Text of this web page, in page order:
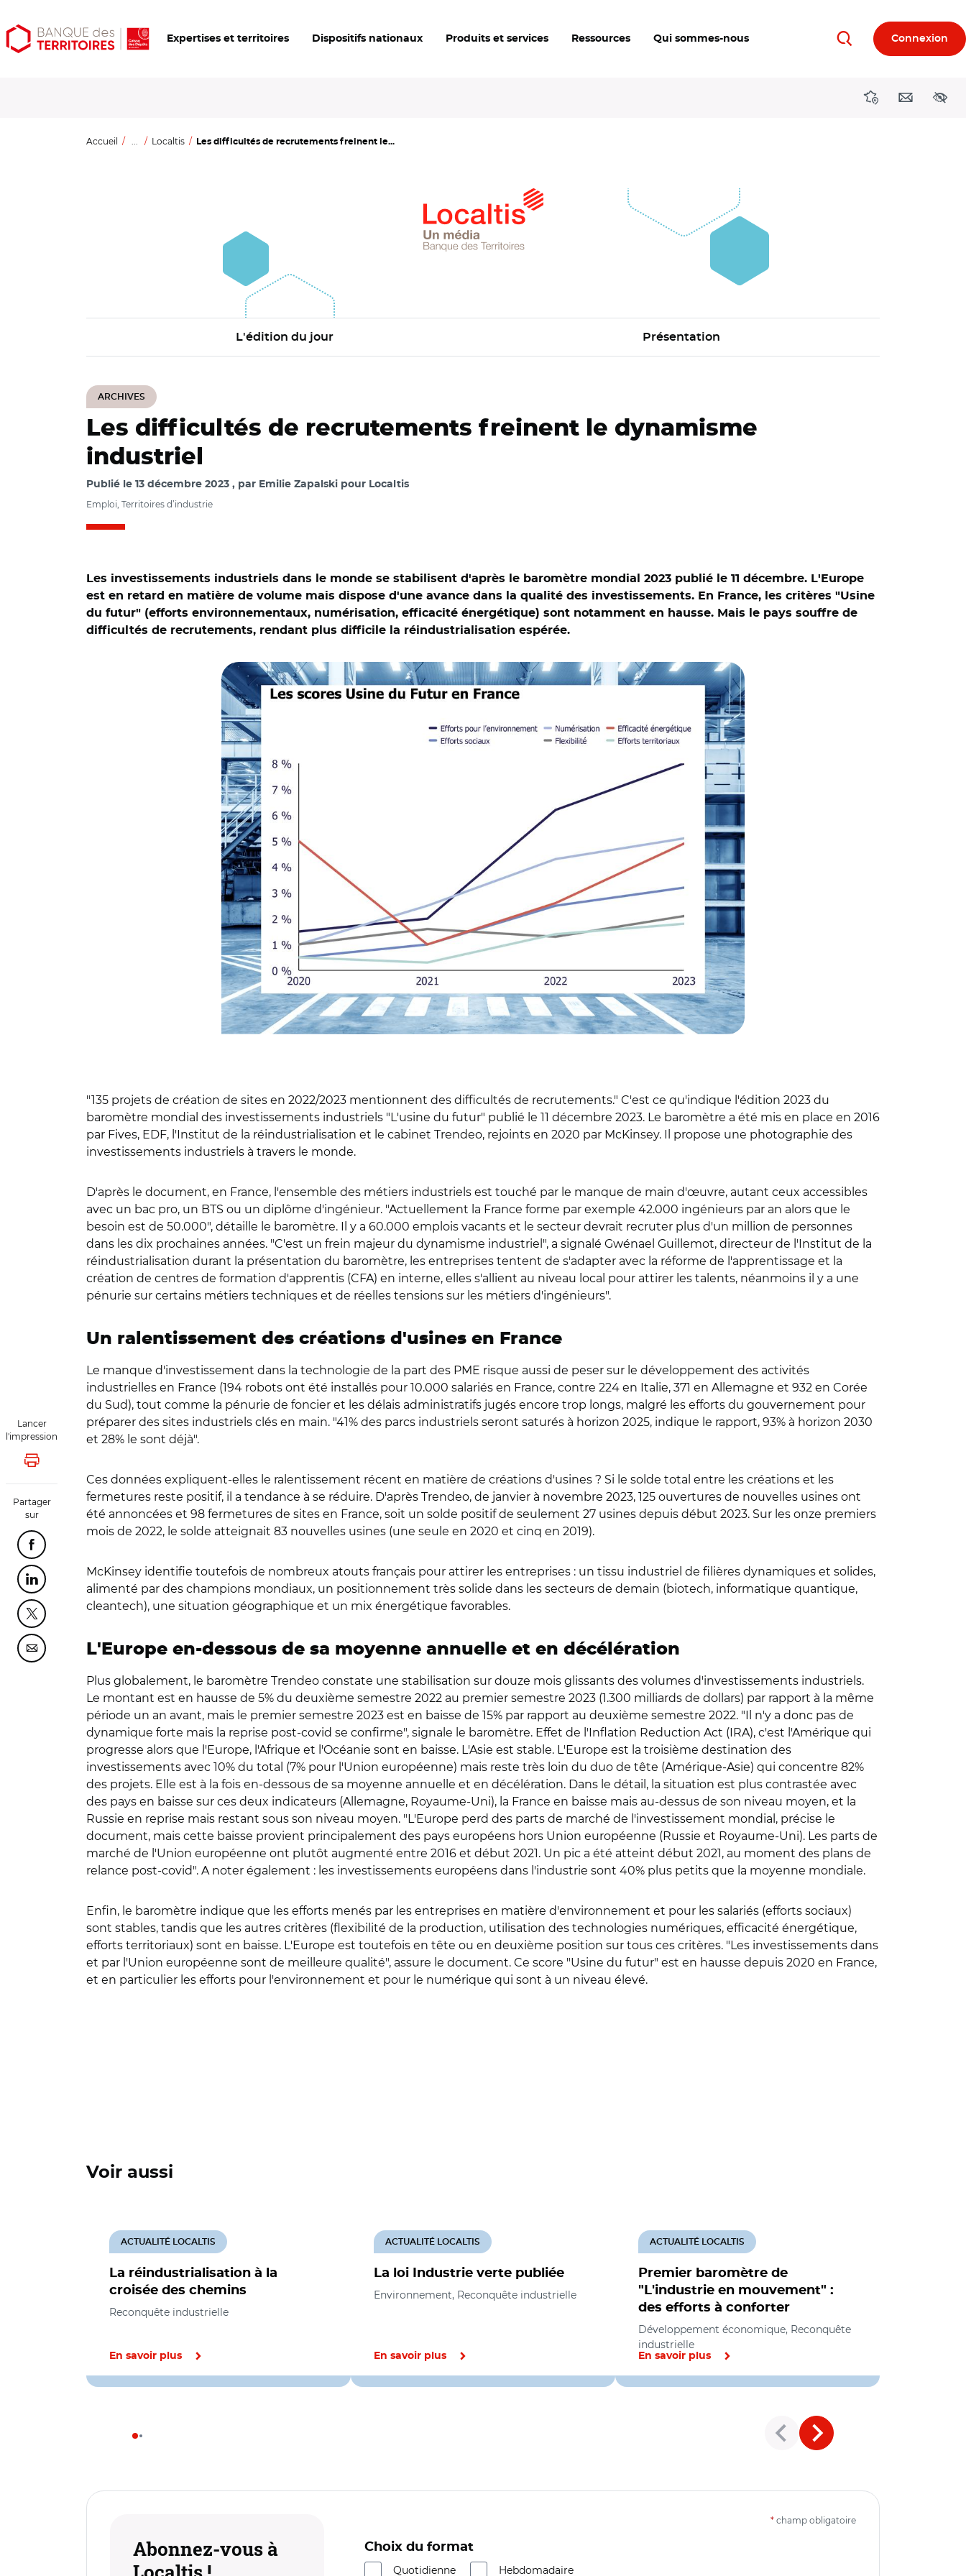
Aller
au
Aller
au
Ouvrir
les
Expertises et territoires Dispositifs nationaux Produits et services Ressources Qui sommes-nous RechercherConnexion
DirectionsContact
Accueil ... Localtis Les difficultés de recrutements freinent le...
L'édition du jour Présentation
ARCHIVES
Lancer
l'impression
Lancer l'impression
Partager
sur
Partager cette page sur Facebook
Partager cette page sur Linkedin
Partager cette page sur Twitter
Partager cette page sur Courriel
Les difficultés de recrutements freinent le dynamisme
industriel
Publié le 13 décembre 2023 par Emilie Zapalski pour Localtis
Emploi, Territoires d’industrie
Les investissements industriels dans le monde se stabilisent d'après le baromètre mondial 2023 publié le 11 décembre. L'Europe
est en retard en matière de volume mais dispose d'une avance dans la qualité des investissements. En France, les critères "Usine
du futur" (efforts environnementaux, numérisation, efficacité énergétique) sont notamment en hausse. Mais le pays souffre de
difficultés de recrutements, rendant plus difficile la réindustrialisation espérée.
"135 projets de création de sites en 2022/2023 mentionnent des difficultés de recrutements." C'est ce qu'indique l'édition 2023 du
baromètre mondial des investissements industriels "L'usine du futur" publié le 11 décembre 2023. Le baromètre a été mis en place en 2016
par Fives, EDF, l'Institut de la réindustrialisation et le cabinet Trendeo, rejoints en 2020 par McKinsey. Il propose une photographie des
investissements industriels à travers le monde.
D'après le document, en France, l'ensemble des métiers industriels est touché par le manque de main d'œuvre, autant ceux accessibles
avec un bac pro, un BTS ou un diplôme d'ingénieur. "Actuellement la France forme par exemple 42.000 ingénieurs par an alors que le
besoin est de 50.000", détaille le baromètre. Il y a 60.000 emplois vacants et le secteur devrait recruter plus d'un million de personnes
dans les dix prochaines années. "C'est un frein majeur du dynamisme industriel", a signalé Gwénael Guillemot, directeur de l'Institut de la
réindustrialisation durant la présentation du baromètre, les entreprises tentent de s'adapter avec la réforme de l'apprentissage et la
création de centres de formation d'apprentis (CFA) en interne, elles s'allient au niveau local pour attirer les talents, néanmoins il y a une
pénurie sur certains métiers techniques et de réelles tensions sur les métiers d'ingénieurs".
Un ralentissement des créations d'usines en France
Le manque d'investissement dans la technologie de la part des PME risque aussi de peser sur le développement des activités
industrielles en France (194 robots ont été installés pour 10.000 salariés en France, contre 224 en Italie, 371 en Allemagne et 932 en Corée
du Sud), tout comme la pénurie de foncier et les délais administratifs jugés encore trop longs, malgré les efforts du gouvernement pour
préparer des sites industriels clés en main. "41% des parcs industriels seront saturés à horizon 2025, indique le rapport, 93% à horizon 2030
et 28% le sont déjà".
Ces données expliquent-elles le ralentissement récent en matière de créations d'usines ? Si le solde total entre les créations et les
fermetures reste positif, il a tendance à se réduire. D'après Trendeo, de janvier à novembre 2023, 125 ouvertures de nouvelles usines ont
été annoncées et 98 fermetures de sites en France, soit un solde positif de seulement 27 usines depuis début 2023. Sur les onze premiers
mois de 2022, le solde atteignait 83 nouvelles usines (une seule en 2020 et cinq en 2019).
McKinsey identifie toutefois de nombreux atouts français pour attirer les entreprises : un tissu industriel de filières dynamiques et solides,
alimenté par des champions mondiaux, un positionnement très solide dans les secteurs de demain (biotech, informatique quantique,
cleantech), une situation géographique et un mix énergétique favorables.
L'Europe en-dessous de sa moyenne annuelle et en décélération
Plus globalement, le baromètre Trendeo constate une stabilisation sur douze mois glissants des volumes d'investissements industriels.
Le montant est en hausse de 5% du deuxième semestre 2022 au premier semestre 2023 (1.300 milliards de dollars) par rapport à la même
période un an avant, mais le premier semestre 2023 est en baisse de 15% par rapport au deuxième semestre 2022. "Il n'y a donc pas de
dynamique forte mais la reprise post-covid se confirme", signale le baromètre. Effet de l'Inflation Reduction Act (IRA), c'est l'Amérique qui
progresse alors que l'Europe, l'Afrique et l'Océanie sont en baisse. L'Asie est stable. L'Europe est la troisième destination des
investissements avec 10% du total (7% pour l'Union européenne) mais reste très loin du duo de tête (Amérique-Asie) qui concentre 82%
des projets. Elle est à la fois en-dessous de sa moyenne annuelle et en décélération. Dans le détail, la situation est plus contrastée avec
des pays en baisse sur ces deux indicateurs (Allemagne, Royaume-Uni), la France en baisse mais au-dessus de son niveau moyen, et la
Russie en reprise mais restant sous son niveau moyen. "L'Europe perd des parts de marché de l'investissement mondial, précise le
document, mais cette baisse provient principalement des pays européens hors Union européenne (Russie et Royaume-Uni). Les parts de
marché de l'Union européenne ont plutôt augmenté entre 2016 et début 2021. Un pic a été atteint début 2021, au moment des plans de
relance post-covid". A noter également : les investissements européens dans l'industrie sont 40% plus petits que la moyenne mondiale.
Enfin, le baromètre indique que les efforts menés par les entreprises en matière d'environnement et pour les salariés (efforts sociaux)
sont stables, tandis que les autres critères (flexibilité de la production, utilisation des technologies numériques, efficacité énergétique,
efforts territoriaux) sont en baisse. L'Europe est toutefois en tête ou en deuxième position sur tous ces critères. "Les investissements dans
et par l'Union européenne sont de meilleure qualité", assure le document. Ce score "Usine du futur" est en hausse depuis 2020 en France,
et en particulier les efforts pour l'environnement et pour le numérique qui sont à un niveau élevé.
Voir aussi
La réindustrialisation à la
croisée des chemins
ACTUALITÉ LOCALTIS
Reconquête industrielle
En savoir plus
La loi Industrie verte publiée
ACTUALITÉ LOCALTIS
Environnement, Reconquête industrielle
En savoir plus
Premier baromètre de
"L'industrie en mouvement" :
des efforts à conforter
ACTUALITÉ LOCALTIS
Développement économique, Reconquête
industrielle
En savoir plus
Abonnez-vous à
* champ obligatoire
Choix du format
Quotidienne
Hebdomadaire